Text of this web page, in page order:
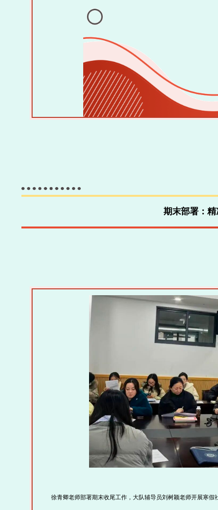
期末部署：
徐青卿老师部署期末收尾工作，大队辅导员刘树颖老师开展寒